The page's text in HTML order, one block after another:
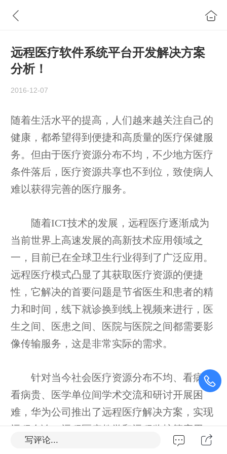
远程医疗软件系统平台开发解决方案
分析！
2016-12-07
随着生活水平的提高，人们越来越关注自己的
健康，都希望得到便捷和高质量的医疗保健服
务。但由于医疗资源分布不均，不少地方医疗
条件落后，医疗资源共享也不到位，致使病人
难以获得完善的医疗服务。
随着ICT技术的发展，远程医疗逐渐成为
当前世界上高速发展的高新技术应用领域之
一，目前已在全球卫生行业得到了广泛应用。
远程医疗模式凸显了其获取医疗资源的便捷
性，它解决的首要问题是节省医生和患者的精
力和时间，线下就诊换到线上视频来进行，医
生之间、医患之间、医院与医院之间都需要影
像传输服务，这是非常实际的需求。
针对当今社会医疗资源分布不均、看病难
看病贵、医学单位间学术交流和研讨开展困
难，华为公司推出了远程医疗解决方案，实现
远程会诊、远程医疗教学和远程监护等应用，
助力医疗行业信息化的快速发展。
写评论...